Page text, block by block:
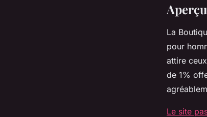
La
pour
attire
de 1%
Le site